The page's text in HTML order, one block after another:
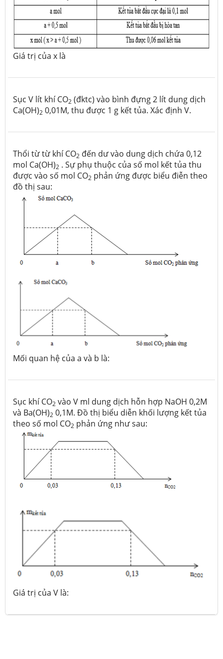
Giá trị của x là
Sục V lít khí CO2 (đktc) vào bình đựng 2 lít dung dịch
Ca(OH)2 0,01M, thu được 1 g kết tủa. Xác định V.
Thổi từ từ khí CO2 đến dư vào dung dịch chứa 0,12
mol Ca(OH)2 . Sự phụ thuộc của số mol kết tủa thu
được vào số mol CO2 phản ứng được biểu điễn theo
đồ thị sau:
Mối quan hệ của a và b là:
Sục khí CO2 vào V ml dung dịch hỗn hợp NaOH 0,2M
và Ba(OH)2 0,1M. Đồ thị biểu diễn khối lượng kết tủa
theo số mol CO2 phản ứng như sau:
Giá trị của V là: